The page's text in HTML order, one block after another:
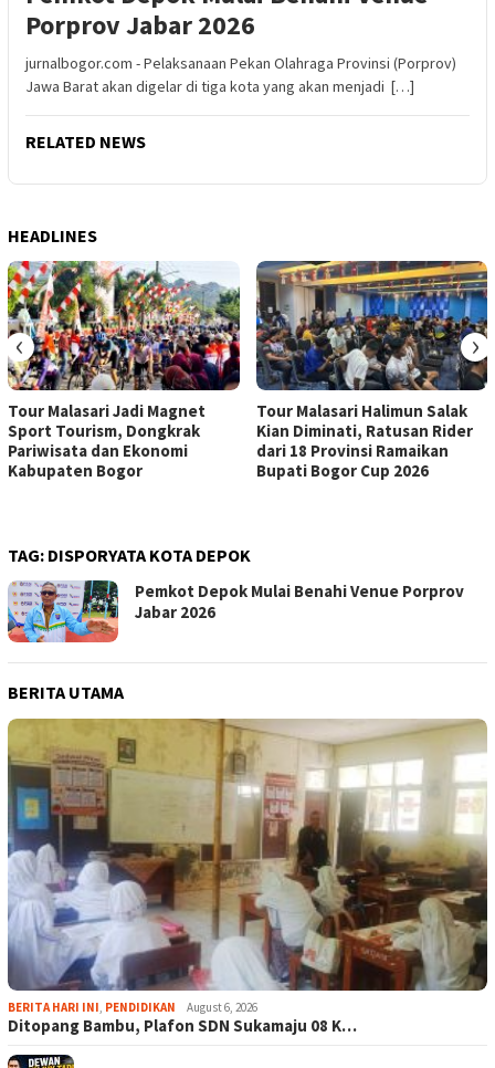
Porprov Jabar 2026
jurnalbogor.com - Pelaksanaan Pekan Olahraga Provinsi (Porprov)
Jawa Barat akan digelar di tiga kota yang akan menjadi […]
RELATED NEWS
HEADLINES
Tour Malasari Jadi Magnet
Sport Tourism, Dongkrak
Pariwisata dan Ekonomi
Kabupaten Bogor
Tour Malasari Halimun Salak
Kian Diminati, Ratusan Rider
dari 18 Provinsi Ramaikan
Bupati Bogor Cup 2026
‹ ›
TAG: DISPORYATA KOTA DEPOK
Pemkot Depok Mulai Benahi Venue Porprov
Jabar 2026
BERITA UTAMA
BERITA HARI INI, PENDIDIKAN August 6, 2026
Ditopang Bambu, Plafon SDN Sukamaju 08 K…